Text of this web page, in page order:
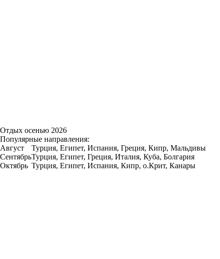
Отдых осенью 2026
Популярные направления:
Август
Турция, Египет, Испания, Греция, Кипр, Мальдивы
СентябрьТурция, Египет, Греция, Италия, Куба, Болгария
Октябрь Турция, Египет, Испания, Кипр, о.Крит, Канары